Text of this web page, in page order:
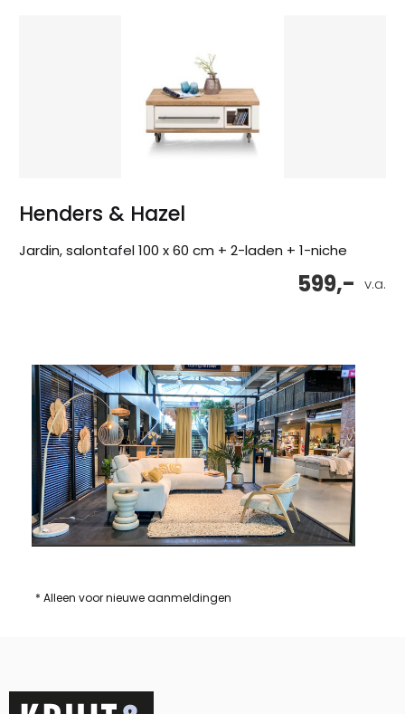
Henders & Hazel
Jardin, salontafel 100 x 60 cm + 2-laden + 1-niche
v.a.
599,-
* Alleen voor nieuwe aanmeldingen